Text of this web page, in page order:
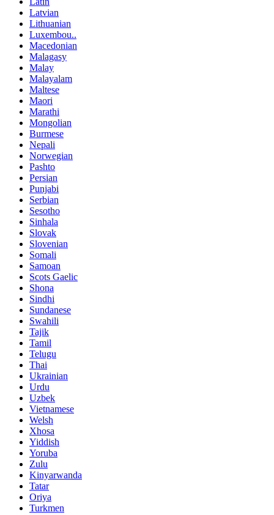
Latvian
Lithuanian
Luxembou..
Macedonian
Malagasy
Malay
Malayalam
Maltese
Maori
Marathi
Mongolian
Burmese
Nepali
Norwegian
Pashto
Persian
Punjabi
Serbian
Sesotho
Sinhala
Slovak
Slovenian
Somali
Samoan
Scots Gaelic
Shona
Sindhi
Sundanese
Swahili
Tajik
Tamil
Telugu
Thai
Ukrainian
Urdu
Uzbek
Vietnamese
Welsh
Xhosa
Yiddish
Yoruba
Zulu
Kinyarwanda
Tatar
Oriya
Turkmen